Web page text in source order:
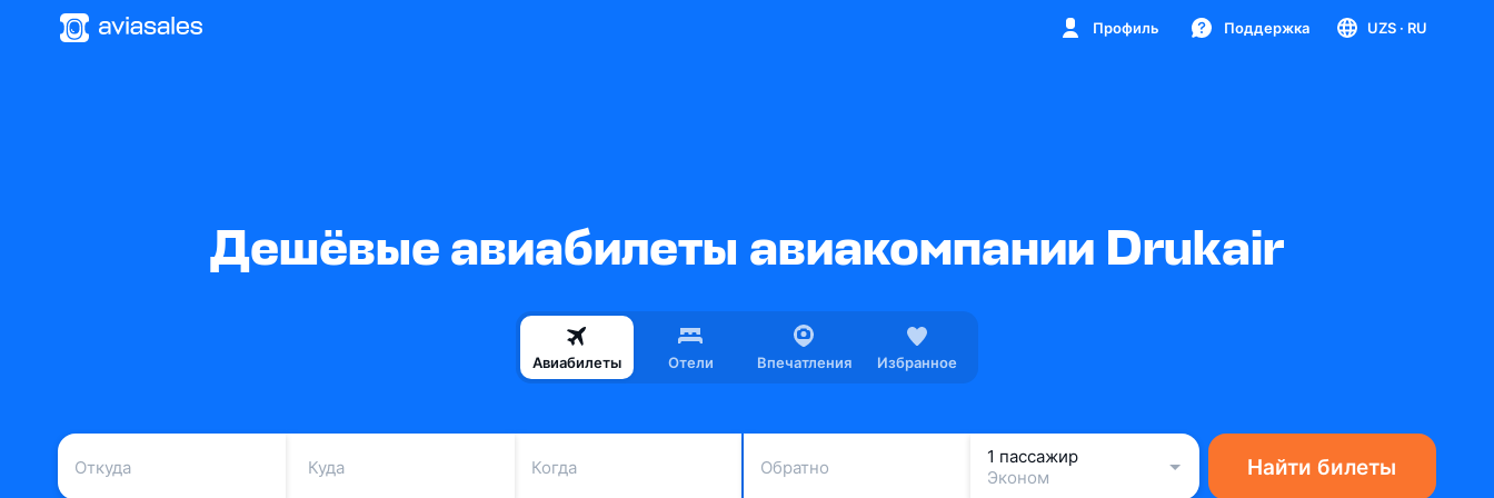
Профиль Поддержка UZS · RU
Дешёвые авиабилеты авиакомпании Drukair
Авиабилеты Отели Впечатления Избранное
Когда Обратно
1 пассажир
Эконом
Найти билеты